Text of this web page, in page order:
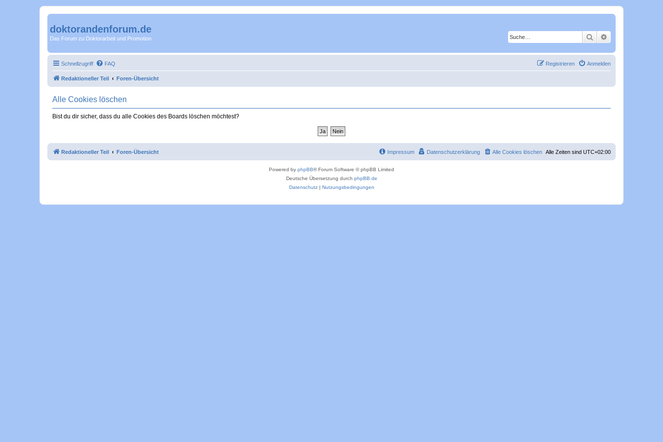
doktorandenforum.de
Das Forum zu Doktorarbeit und Promotion Suche
Schnellzugriff FAQ Anmelden
Registrieren
Redaktioneller Teil Foren-Übersicht
Alle Cookies löschen
Bist du dir sicher, dass du alle Cookies des Boards löschen möchtest?
Redaktioneller Teil Foren-Übersicht Alle Zeiten sind UTC+02:00
Alle Cookies löschen
Datenschutzerklärung
Impressum
Powered by phpBB® Forum Software © phpBB Limited
Deutsche Übersetzung durch phpBB.de
Datenschutz| Nutzungsbedingungen